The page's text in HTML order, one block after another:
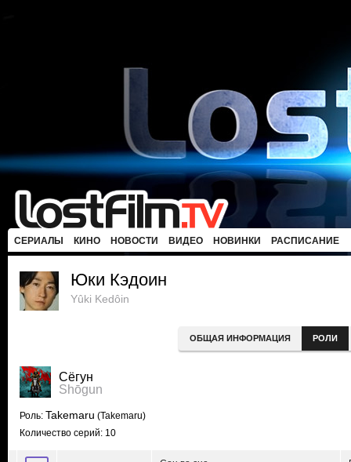
СЕРИАЛЫ КИНО НОВОСТИ ВИДЕО НОВИНКИ РАСПИСАНИЕ
Юки Кэдоин
Yûki Kedôin
ОБЩАЯ ИНФОРМАЦИЯ РОЛИ
Сёгун
Shōgun
Роль: Takemaru (Takemaru)
Количество серий: 10